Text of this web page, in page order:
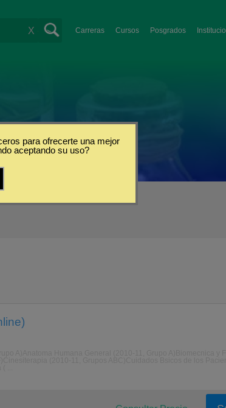
Carreras Cursos Posgrados
X
para ofrecerte una mejor
aceptando su uso?